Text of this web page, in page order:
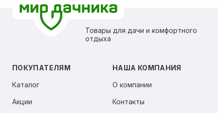
Товары для дачи и комфортного
отдыха
ПОКУПАТЕЛЯМ
Каталог
Акции
НАША КОМПАНИЯ
О компании
Контакты